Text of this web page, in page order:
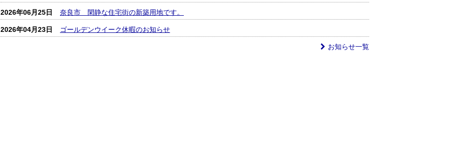
2026年06月25日 奈良市 閑静な住宅街の新築用地です。
2026年04月23日 ゴールデンウイーク休暇のお知らせ
お知らせ一覧